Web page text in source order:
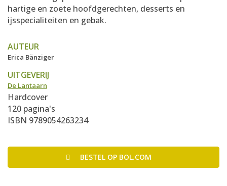
hartige en zoete hoofdgerechten, desserts en
ijsspecialiteiten en gebak.
AUTEUR
Erica Bänziger
UITGEVERIJ
De Lantaarn
Hardcover
120 pagina's
ISBN 9789054263234
BESTEL OP BOL.COM